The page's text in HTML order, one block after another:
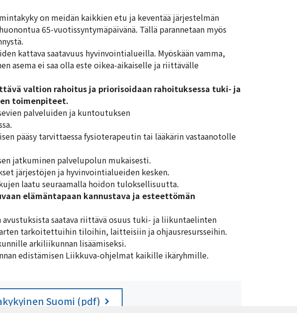
on meidän kaikkien etu ja keventää järjestelmän
65-vuotissyntymäpäivänä. Tällä parannetaan myös
kattava saatavuus hyvinvointialueilla. Myöskään vamma,
asema ei saa olla este oikea-aikaiselle ja riittävälle
valtion rahoitus ja priorisoidaan rahoituksessa tuki- ja
toimenpiteet.
palveluiden ja kuntoutuksen
pääsy tarvittaessa fysioterapeutin tai lääkärin vastaanotolle
jatkuminen palvelupolun mukaisesti.
järjestöjen ja hyvinvointialueiden kesken.
laatu seuraamalla hoidon tuloksellisuutta.
elämäntapaan kannustava ja esteettömän
saatava riittävä osuus tuki- ja liikuntaelinten
tarkoitettuihin tiloihin, laitteisiin ja ohjausresursseihin.
arkiliikunnan lisäämiseksi.
edistämisen Liikkuva-ohjelmat kaikille ikäryhmille.
Suomi (pdf)